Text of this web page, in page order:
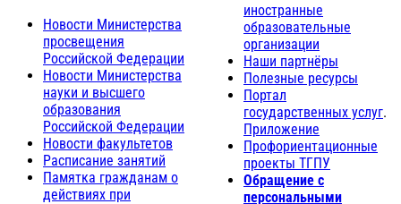
Новости Министерства
просвещения
Российской Федерации
Новости Министерства
науки и высшего
образования
Российской Федерации
Новости факультетов
Расписание занятий
Памятка гражданам о
действиях при
иностранные
образовательные
организации
Наши партнёры
Полезные ресурсы
Портал
государственных услуг.
Приложение
Профориентационные
проекты ТГПУ
Обращение с
персональными